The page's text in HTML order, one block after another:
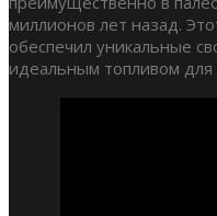
миллионов лет назад.
обеспечил уникальные
идеальным топливом для